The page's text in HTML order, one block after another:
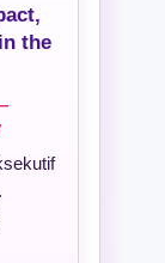
the